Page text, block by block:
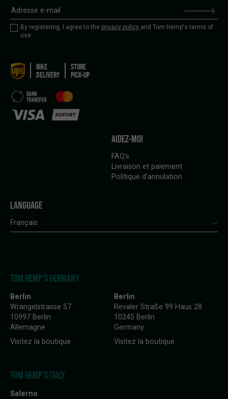
By registering, I agree to the privacy policy and Tom Hemp's terms of
use.
BIKE
DELIVERY
STORE
PICK-UP
AIDEZ-MOI
FAQ’s
Livraison et paiement
Politique d’annulation
LANGUAGE
Français
TOM HEMP'S GERMANY
Berlin
Wrangelstrasse 57
10997 Berlin
Allemagne
Visitez la boutique
Berlin
Revaler Straße 99 Haus 28
10245 Berlin
Germany
Visitez la boutique
TOM HEMP'S ITALY
Salerno